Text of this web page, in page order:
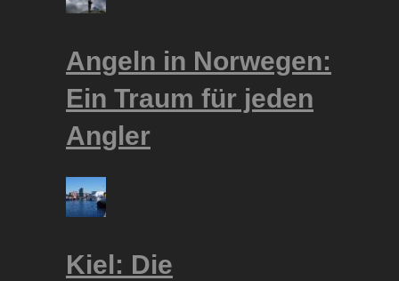
Angeln in Norwegen:
Ein Traum für jeden
Angler
Kiel: Die